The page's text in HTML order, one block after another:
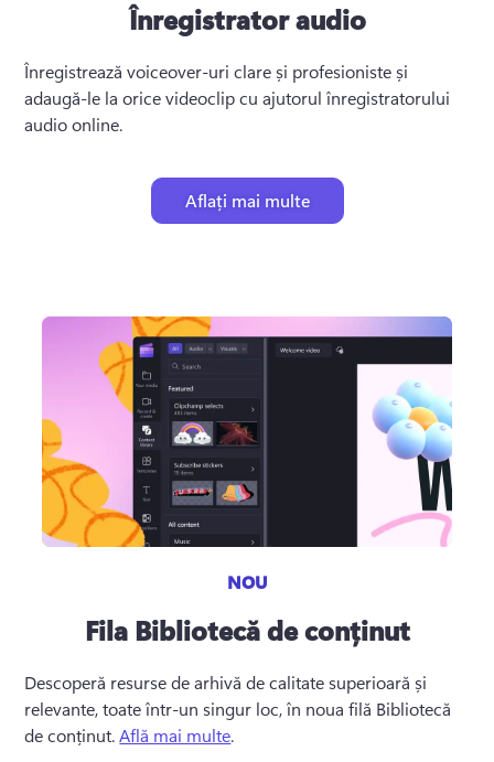
Înregistrator audio
Înregistrează voiceover-uri clare și profesioniste și
adaugă-le la orice videoclip cu ajutorul înregistratorului
audio online.
Aflați mai multe
NOU
Fila Bibliotecă de conținut
Descoperă resurse de arhivă de calitate superioară și
relevante, toate într-un singur loc, în noua filă Bibliotecă
de conținut. Află mai multe.